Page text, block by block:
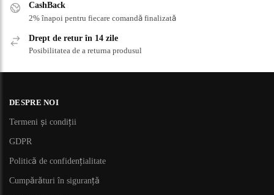
CashBack
2% înapoi pentru fiecare comandă finalizată
Drept de retur în 14 zile
Posibilitatea de a returna produsul
DESPRE NOI
Termeni și condiții
GDPR
Politică de confidențialitate
Cumpărături în siguranță